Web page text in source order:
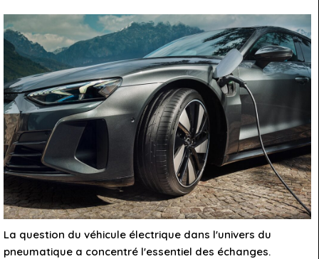
La question du véhicule électrique dans l'univers du
pneumatique a concentré l'essentiel des échanges.